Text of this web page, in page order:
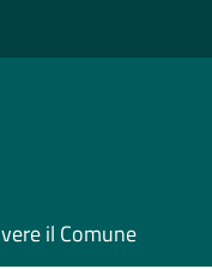
il Comune